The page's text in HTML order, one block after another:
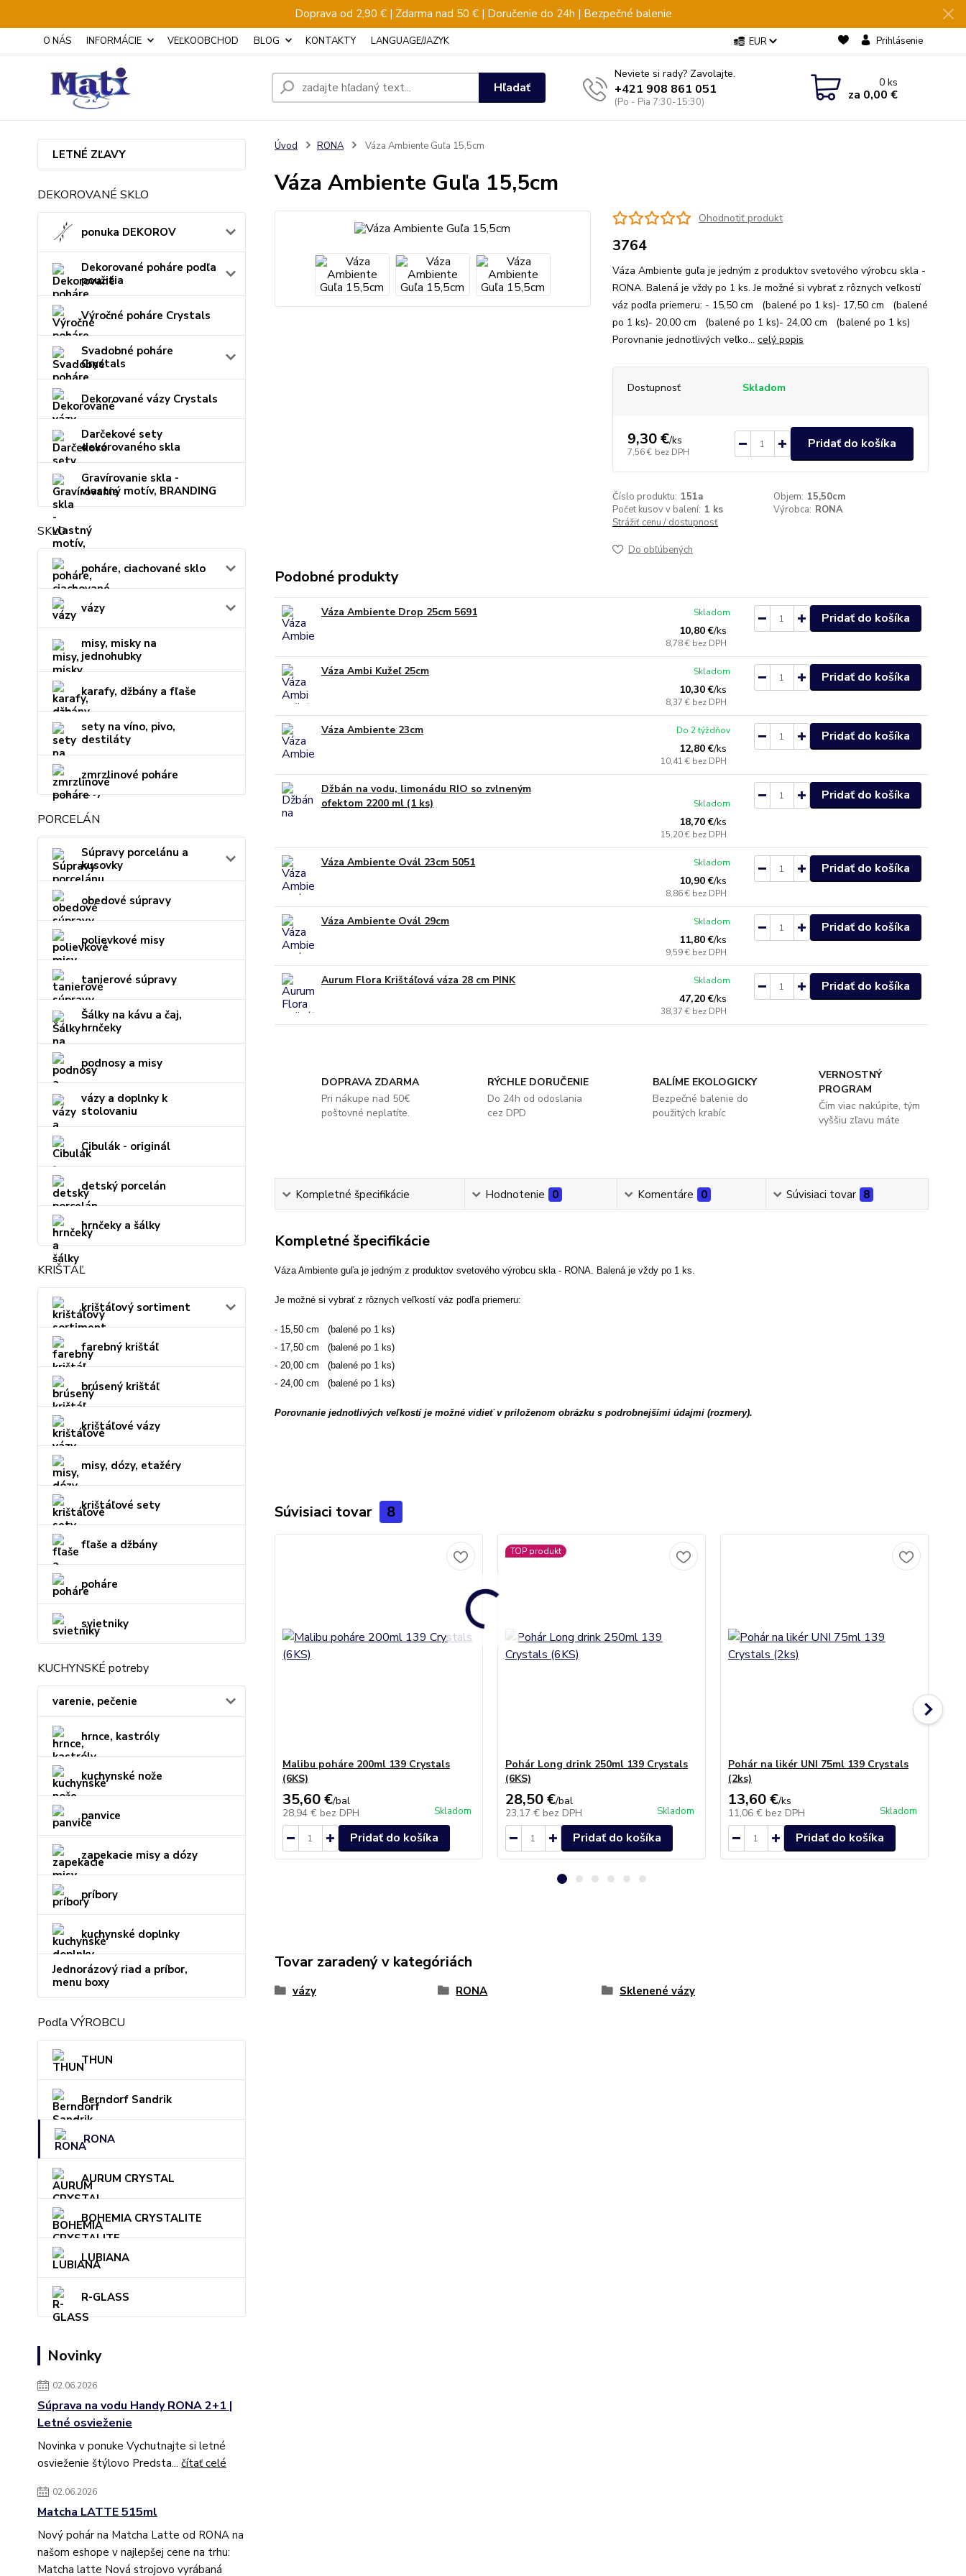
Doprava od 2,90 € | Zdarma nad 50 € | Doručenie do 24h | Bezpečné balenie
O NÁS INFORMÁCIE VEĽKOOBCHOD BLOG KONTAKTY LANGUAGE/JAZYK EUR Prihlásenie
Hľadať
Neviete si rady? Zavolajte.
+421 908 861 051
(Po - Pia 7:30-15:30)
0ks
za 0,00 €
LETNÉ ZĽAVY
DEKOROVANÉ SKLO
ponuka DEKOROV
Dekorované poháre podľa
použitia
Výročné poháre Crystals
Svadobné poháre
Crystals
Dekorované vázy Crystals
Darčekové sety
dekorovaného skla
Gravírovanie skla -
vlastný motív, BRANDING
SKLO
poháre, ciachované sklo
vázy
misy, misky na
jednohubky
karafy, džbány a fľaše
sety na víno, pivo,
destiláty
zmrzlinové poháre
PORCELÁN
Súpravy porcelánu a
kusovky
obedové súpravy
polievkové misy
tanierové súpravy
Šálky na kávu a čaj,
hrnčeky
podnosy a misy
vázy a doplnky k
stolovaniu
Cibulák - originál
detský porcelán
hrnčeky a šálky
KRIŠTÁĽ
krištáľový sortiment
farebný krištáľ
brúsený krištáľ
krištáľové vázy
misy, dózy, etažéry
krištáľové sety
fľaše a džbány
poháre
svietniky
KUCHYNSKÉ potreby
varenie, pečenie
hrnce, kastróly
kuchynské nože
panvice
zapekacie misy a dózy
príbory
kuchynské doplnky
Jednorázový riad a príbor,
menu boxy
Podľa VÝROBCU
THUN
Berndorf Sandrik
RONA
AURUM CRYSTAL
BOHEMIA CRYSTALITE
LUBIANA
R-GLASS
Novinky
02.06.2026
Súprava na vodu Handy RONA 2+1 |
Letné osvieženie
Novinka v ponuke Vychutnajte si letné
osvieženie štýlovo Predsta... čítať celé
02.06.2026
Matcha LATTE 515ml
Nový pohár na Matcha Latte od RONA na
našom eshope v najlepšej cene na trhu:
Matcha latte Nová strojovo vyrábaná
Úvod RONA Váza Ambiente Guľa 15,5cm
Váza Ambiente Guľa 15,5cm
Ohodnotiť produkt
3764
Váza Ambiente guľa je jedným z produktov svetového výrobcu skla -
RONA. Balená je vždy po 1 ks. Je možné si vybrať z rôznych veľkostí
váz podľa priemeru: - 15,50 cm (balené po 1 ks)- 17,50 cm (balené
po 1 ks)- 20,00 cm (balené po 1 ks)- 24,00 cm (balené po 1 ks)
Porovnanie jednotlivých veľko... celý popis
Dostupnosť Skladom
9,30 €/ks
7,56 € bez DPH
Pridať do košíka
Číslo produktu: 151a Objem: 15,50cm
Počet kusov v balení: 1 ks Výrobca: RONA
Strážiť cenu / dostupnosť
Do obľúbených
Podobné produkty
Váza Ambiente Drop 25cm 5691
10,80 €/ks
8,78 € bez DPH
Skladom Pridať do košíka
Váza Ambi Kužeľ 25cm
10,30 €/ks
8,37 € bez DPH
Skladom Pridať do košíka
Váza Ambiente 23cm
12,80 €/ks
10,41 € bez DPH
Do 2 týždňov Pridať do košíka
Džbán na vodu, limonádu RIO so zvlneným
ofektom 2200 ml (1 ks)
18,70 €/ks
15,20 € bez DPH
Skladom
Pridať do košíka
Váza Ambiente Ovál 23cm 5051
10,90 €/ks
8,86 € bez DPH
Skladom Pridať do košíka
Váza Ambiente Ovál 29cm
11,80 €/ks
9,59 € bez DPH
Skladom Pridať do košíka
Aurum Flora Krištáľová váza 28 cm PINK
47,20 €/ks
38,37 € bez DPH
Skladom Pridať do košíka
DOPRAVA ZDARMA
Pri nákupe nad 50€
poštovné neplatíte.
RÝCHLE DORUČENIE
Do 24h od odoslania
cez DPD
BALÍME EKOLOGICKY
Bezpečné balenie do
použitých krabíc
VERNOSTNÝ
PROGRAM
Čím viac nakúpite, tým
vyššiu zľavu máte
Kompletné špecifikácie Hodnotenie 0 Komentáre 0 Súvisiaci tovar 8
Kompletné špecifikácie
Váza Ambiente guľa je jedným z produktov svetového výrobcu skla - RONA. Balená je vždy po 1 ks.
Je možné si vybrať z rôznych veľkostí váz podľa priemeru:
- 15,50 cm (balené po 1 ks)
- 17,50 cm (balené po 1 ks)
- 20,00 cm (balené po 1 ks)
- 24,00 cm (balené po 1 ks)
Porovnanie jednotlivých veľkostí je možné vidieť v priloženom obrázku s podrobnejšími údajmi (rozmery).
Súvisiaci tovar 8
Malibu poháre 200ml 139 Crystals
(6KS)
35,60 €/bal
28,94 € bez DPH Skladom
Pridať do košíka
TOP produkt
Pohár Long drink 250ml 139 Crystals
(6KS)
28,50 €/bal
23,17 € bez DPH Skladom
Pridať do košíka
Pohár na likér UNI 75ml 139 Crystals
(2ks)
13,60 €/ks
11,06 € bez DPH Skladom
Pridať do košíka
Tovar zaradený v kategóriách
vázy RONA Sklenené vázy